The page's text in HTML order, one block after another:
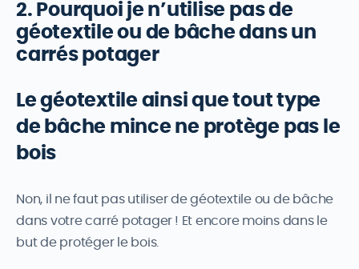
2. Pourquoi je n’utilise pas de
géotextile ou de bâche dans un
carrés potager
Le géotextile ainsi que tout type
de bâche mince ne protège pas le
bois
Non, il ne faut pas utiliser de géotextile ou de bâche
dans votre carré potager ! Et encore moins dans le
but de protéger le bois.